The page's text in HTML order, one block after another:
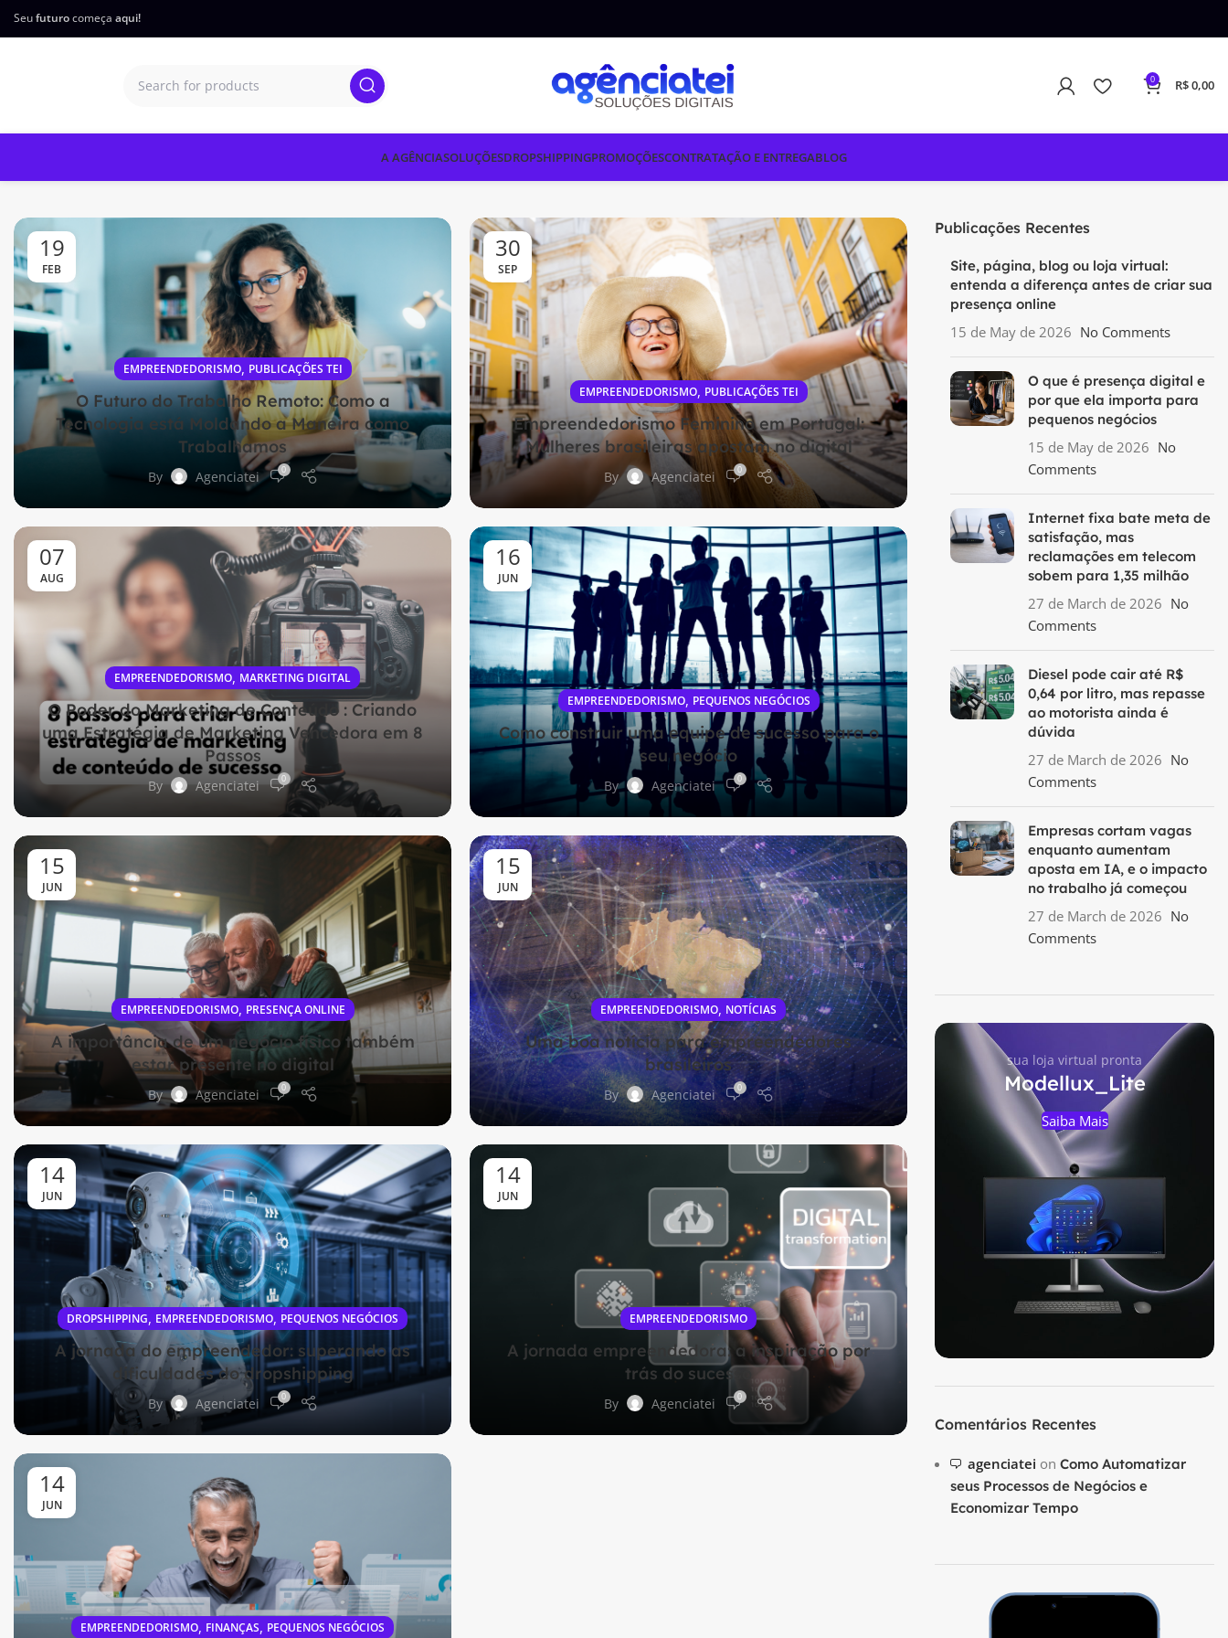
Seufuturocomeça aqui!
0 R$0,00
A AGÊNCIASOLUÇÕESDROPSHIPPINGPROMOÇÕESCONTRATAÇÃO E ENTREGABLOG
19
FEB
EMPREENDEDORISMO, PUBLICAÇÕES TEI
O Futuro do Trabalho Remoto: Como a
Tecnologia está Moldando a Maneira como
Trabalhamos
By Agenciatei 0
30
SEP
EMPREENDEDORISMO, PUBLICAÇÕES TEI
Empreendedorismo Feminino em Portugal:
Mulheres brasileiras apostam no digital
By Agenciatei 0
07
AUG
EMPREENDEDORISMO, MARKETING DIGITAL
O Poder do Marketing de Conteúdo : Criando
uma Estratégia de Marketing Vencedora em 8
Passos
By Agenciatei 0
16
JUN
EMPREENDEDORISMO, PEQUENOS NEGÓCIOS
Como construir uma equipe de sucesso para o
seu negócio
By Agenciatei 0
15
JUN
EMPREENDEDORISMO, PRESENÇA ONLINE
A importância de um negócio físico também
estar presente no digital
By Agenciatei 0
15
JUN
EMPREENDEDORISMO, NOTÍCIAS
Uma boa notícia para empreendedores
brasileiros
By Agenciatei 0
14
JUN
DROPSHIPPING, EMPREENDEDORISMO, PEQUENOS NEGÓCIOS
A jornada do empreendedor: superando as
dificuldades do dropshipping
By Agenciatei 0
14
JUN
EMPREENDEDORISMO
A jornada empreendedora: a inspiração por
trás do sucesso
By Agenciatei 0
14
JUN
EMPREENDEDORISMO, FINANÇAS, PEQUENOS NEGÓCIOS
Publicações Recentes
Site, página, blog ou loja virtual:
entenda a diferença antes de criar sua
presença online
15 de May de 2026 No Comments
O que é presença digital e
por que ela importa para
pequenos negócios
15 de May de 2026 No
Comments
Internet fixa bate meta de
satisfação, mas
reclamações em telecom
sobem para 1,35 milhão
27 de March de 2026 No
Comments
Diesel pode cair até R$
0,64 por litro, mas repasse
ao motorista ainda é
dúvida
27 de March de 2026 No
Comments
Empresas cortam vagas
enquanto aumentam
aposta em IA, e o impacto
no trabalho já começou
27 de March de 2026 No
Comments
sua loja virtual pronta
Modellux_Lite
Saiba Mais
Comentários Recentes
agenciatei on Como Automatizar
seus Processos de Negócios e
Economizar Tempo